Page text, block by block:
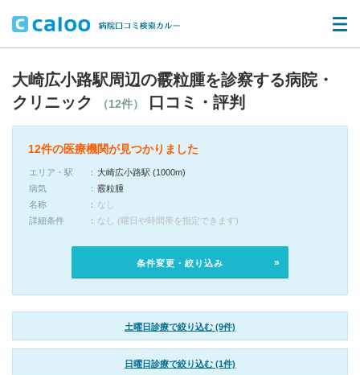
大崎広小路駅周辺の霰粒腫を診察する病院・
クリニック
（12件） 口コミ・評判
12件の医療機関が見つかりました
エリア・駅
大崎広小路駅 (1000m)
病気
霰粒腫
名称
なし
詳細条件
なし (曜日や時間帯を指定できます)
条件変更・絞り込み
土曜日診療で絞り込む (9件)
日曜日診療で絞り込む (1件)